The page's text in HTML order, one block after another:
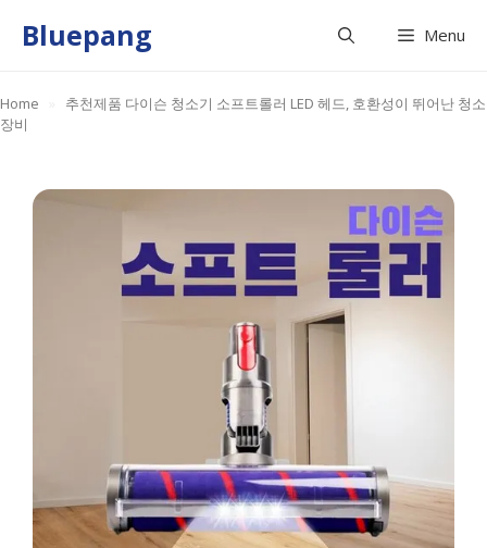
Bluepang Menu
Home
추천제품 다이슨 청소기 소프트롤러 LED 헤드, 호환성이 뛰어난 청소
장비